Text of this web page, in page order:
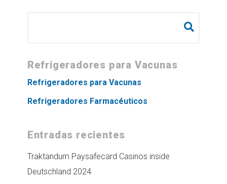
Refrigeradores para Vacunas
Refrigeradores para Vacunas
Refrigeradores Farmacéuticos
Entradas recientes
Traktandum Paysafecard Casinos inside
Deutschland 2024